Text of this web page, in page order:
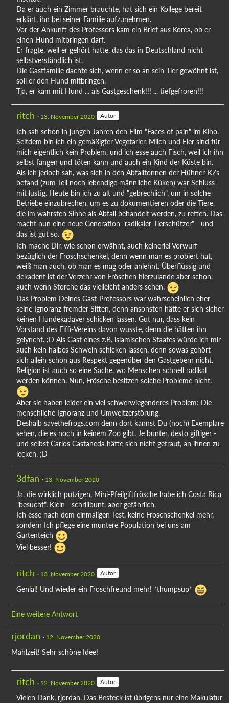
Da er auch ein Zimmer brauchte, hat sich ein Kollege bereit
erklärt, ihn bei seiner Familie aufzunehmen.
Vor der Ankunft des Professors kam ein Brief aus Korea, ob er
einen Hund mitbringen darf.
Er fragte, weil er gehört hatte, das das in Deutschland nicht
selbstverständlich ist.
Die Gastfamilie dachte sich, wenn er so an sein Tier gewöhnt ist,
soll er den Hund mitbringen.
Tja, er kam mit Hund ... als Gastgeschenk!!! ... tiefgefroren!!!
ritch 13. November 2020 Autor
Ich sah schon in jungen Jahren den Film "Faces of pain" im Kino.
Seitdem bin ich ein gemäßigter Vegetarier. Milch und Eier sind für
mich eigentlich kein Problem, und ich esse auch Fisch, weil ich ihn
selbst fangen und töten kann und auch ein Kind der Küste bin.
Als ich jedoch sah, was sich in den Abfalltonnen der Hühner-KZs
befand (zum Teil noch lebendige männliche Küken) war Schluss
mit lustig. Heute bin ich zu alt und "gebrechlich", um in solche
Betriebe einzubrechen, um es zu dokumentieren oder die Tiere,
die im wahrsten Sinne als Abfall behandelt werden, zu retten. Das
macht nun eine neue Generation "radikaler Tierschützer" - und
das ist gut so.
Ich mache Dir, wie schon erwähnt, auch keinerlei Vorwurf
bezüglich der Froschschenkel, denn wenn man es probiert hat,
weiß man auch, ob man es mag oder anlehnt. Überflüssig und
dekadent ist der Verzehr von Fröschen hierzulande aber schon,
auch wenn Storche das vielleicht anders sehen.
Das Problem Deines Gast-Professors war wahrscheinlich eher
seine Ignoranz fremder Sitten, denn ansonsten hätte er sich sicher
keinen Hundekadaver schicken lassen. Gut nur, dass kein
Vorstand des Fiffi-Vereins davon wusste, denn die hätten ihn
gelyncht. ;D Als Gast eines z.B. islamischen Staates würde ich mir
auch kein halbes Schwein schicken lassen, denn sowas gehört
sich allein schon aus Respekt gegenüber den Gastgebern nicht.
Religion ist auch so eine Sache, wo Menschen schnell radikal
werden können. Nun, Frösche besitzen solche Probleme nicht.
Aber sie haben leider ein viel schwerwiegenderes Problem: Die
menschliche Ignoranz und Umweltzerstörung.
Deshalb savethefrogs.com denn dort kannst Du (noch) Exemplare
sehen, die es noch in keinem Zoo gibt. Je bunter, desto giftiger -
und selbst Carlos Castaneda hätte sich nicht getraut, an ihnen zu
lecken. ;D
3dfan 13. November 2020
Ja, die wirklich putzigen, Mini-Pfeilgiftfrösche habe ich Costa Rica
"besucht". Klein - schrillbunt, aber gefährlich.
Ich esse nach dem einmaligen Test, keine Froschschenkel mehr,
sondern Ich pflege eine muntere Population bei uns am
Gartenteich
Viel besser!
ritch 13. November 2020 Autor
Genial! Und wieder ein Froschfreund mehr! *thumpsup*
Eine weitere Antwort
rjordan 12. November 2020
Mahlzeit! Sehr schöne Idee!
ritch 12. November 2020 Autor
Vielen Dank, rjordan. Das Besteck ist übrigens nur eine Makulatur